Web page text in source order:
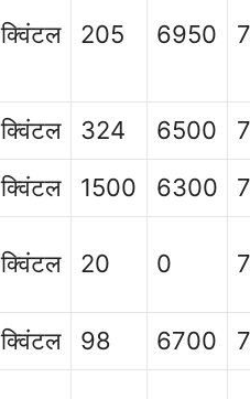
क्विंटल 205 6950
क्विंटल 324 6500
क्विंटल 1500 6300
क्विंटल 20 0
क्विंटल 98 6700